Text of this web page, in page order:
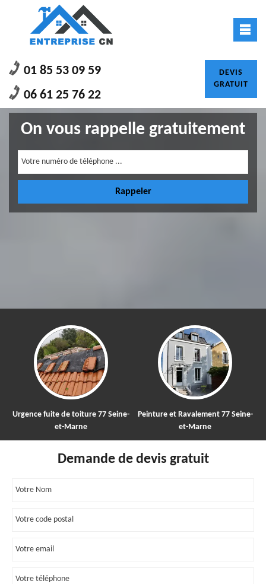
01 85 53 09 59
06 61 25 76 22
DEVIS
GRATUIT
On vous rappelle gratuitement
fuite de toiture 77 Seine-
Peinture et Ravalement 77 Seine-
Demande de devis gratuit